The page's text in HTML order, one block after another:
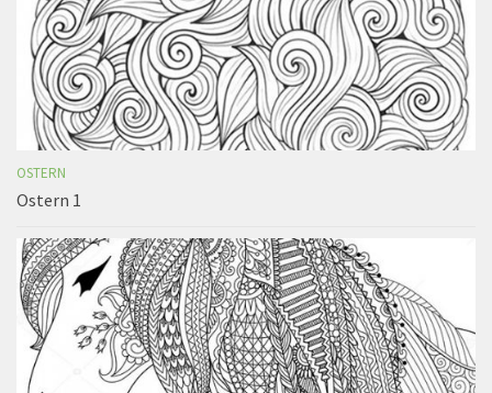
OSTERN
Ostern 1